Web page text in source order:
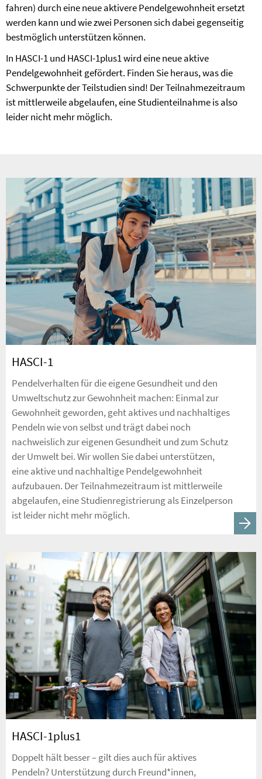
fahren) durch eine neue aktivere Pendelgewohnheit ersetzt
werden kann und wie zwei Personen sich dabei gegenseitig
bestmöglich unterstützen können.
In HASCI-1 und HASCI-1plus1 wird eine neue aktive
Pendelgewohnheit gefördert. Finden Sie heraus, was die
Schwerpunkte der Teilstudien sind! Der Teilnahmezeitraum
ist mittlerweile abgelaufen, eine Studienteilnahme is also
leider nicht mehr möglich.
HASCI-1
Pendelverhalten für die eigene Gesundheit und den
Umweltschutz zur Gewohnheit machen: Einmal zur
Gewohnheit geworden, geht aktives und nachhaltiges
Pendeln wie von selbst und trägt dabei noch
nachweislich zur eigenen Gesundheit und zum Schutz
der Umwelt bei. Wir wollen Sie dabei unterstützen,
eine aktive und nachhaltige Pendelgewohnheit
aufzubauen. Der Teilnahmezeitraum ist mittlerweile
abgelaufen, eine Studienregistrierung als Einzelperson
ist leider nicht mehr möglich.
HASCI-1plus1
Doppelt hält besser – gilt dies auch für aktives
Pendeln? Unterstützung durch Freund*innen,